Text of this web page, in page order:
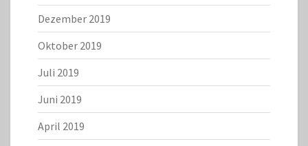
Dezember 2019
Oktober 2019
Juli 2019
Juni 2019
April 2019